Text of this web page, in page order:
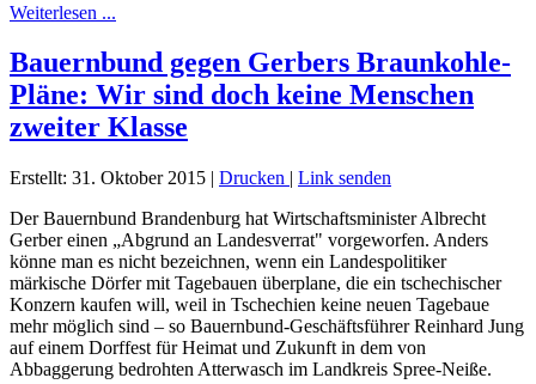
Weiterlesen ...
Bauernbund gegen Gerbers Braunkohle-
Pläne: Wir sind doch keine Menschen
zweiter Klasse
Erstellt: 31. Oktober 2015 | Drucken | Link senden
Der Bauernbund Brandenburg hat Wirtschaftsminister Albrecht
Gerber einen „Abgrund an Landesverrat" vorgeworfen. Anders
könne man es nicht bezeichnen, wenn ein Landespolitiker
märkische Dörfer mit Tagebauen überplane, die ein tschechischer
Konzern kaufen will, weil in Tschechien keine neuen Tagebaue
mehr möglich sind – so Bauernbund-Geschäftsführer Reinhard Jung
auf einem Dorffest für Heimat und Zukunft in dem von
Abbaggerung bedrohten Atterwasch im Landkreis Spree-Neiße.